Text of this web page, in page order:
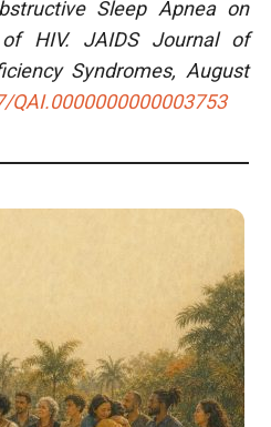
Sleep Apnea on
HIV. JAIDS Journal of
Syndromes, August
QAI.0000000000003753